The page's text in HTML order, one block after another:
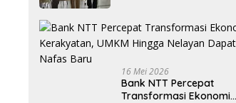
Mahasiswa Universitas
Katolik Weetebula
16 Mei 2026
Bank NTT Percepat
Transformasi Ekonomi